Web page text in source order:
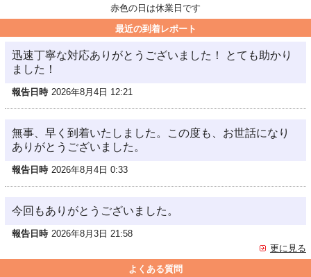
赤色の日は休業日です
最近の到着レポート
迅速丁寧な対応ありがとうございました！ とても助かり
ました！
報告日時 2026年8月4日 12:21
無事、早く到着いたしました。この度も、お世話になり
ありがとうございました。
報告日時 2026年8月4日 0:33
今回もありがとうございました。
報告日時 2026年8月3日 21:58
更に見る
よくある質問